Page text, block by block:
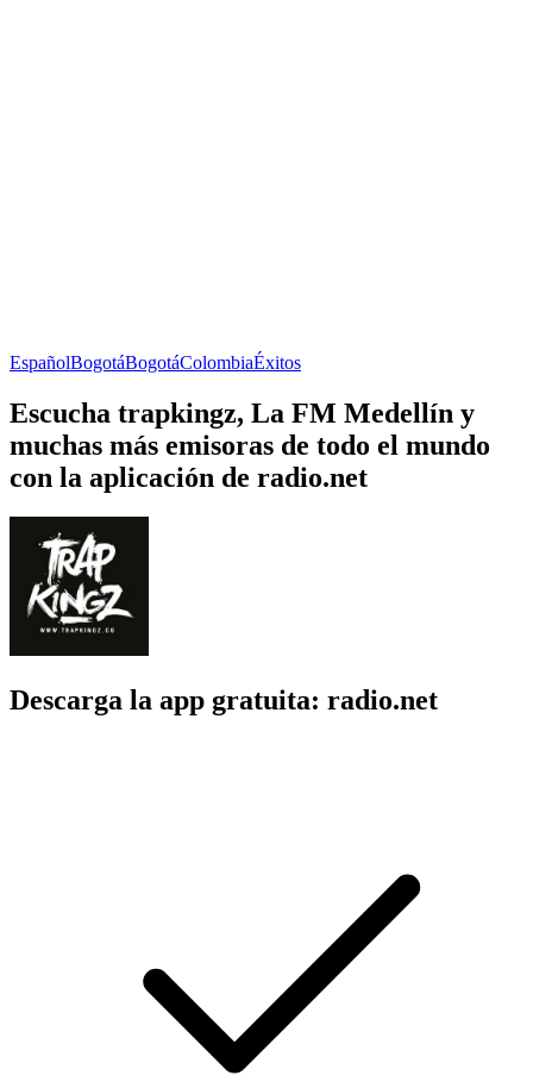
EspañolBogotáBogotáColombiaÉxitos
Escucha trapkingz, La FM Medellín y
muchas más emisoras de todo el mundo
con la aplicación de radio.net
Descarga la app gratuita: radio.net